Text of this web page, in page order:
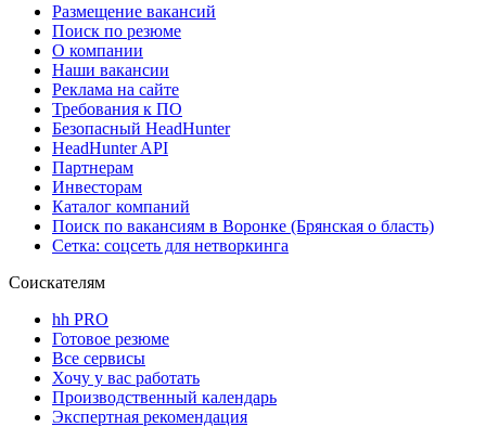
Размещение вакансий
Поиск по резюме
О компании
Наши вакансии
Реклама на сайте
Требования к ПО
Безопасный HeadHunter
HeadHunter API
Партнерам
Инвесторам
Каталог компаний
Поиск по вакансиям в Воронке (Брянская о бласть)
Сетка: соцсеть для нетворкинга
Соискателям
hh PRO
Готовое резюме
Все сервисы
Хочу у вас работать
Производственный календарь
Экспертная рекомендация